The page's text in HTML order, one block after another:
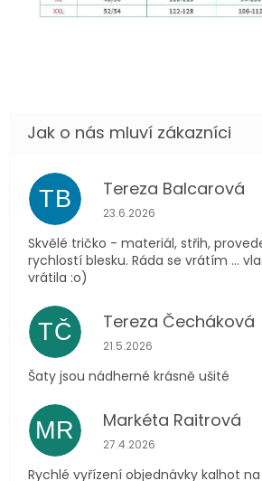
TB Tereza Balcarová
Hodnocení obchodu je 5
23.6.2026
Skvělé tričko - materiál, střih,
rychlostí blesku. Ráda se vrátím ...
vrátila :o)
TČ Tereza Čecháková
Hodnocení obchodu je 5
21.5.2026
Šaty jsou nádherné krásně ušité
MR Markéta Raitrová
Hodnocení obchodu je 5
27.4.2026
Rychlé vyřízení objednávky kalhot